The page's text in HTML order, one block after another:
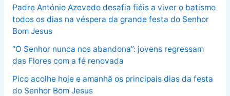
Padre António Azevedo desafia fiéis a viver o batismo
todos os dias na véspera da grande festa do Senhor
Bom Jesus
“O Senhor nunca nos abandona”: jovens regressam
das Flores com a fé renovada
Pico acolhe hoje e amanhã os principais dias da festa
do Senhor Bom Jesus